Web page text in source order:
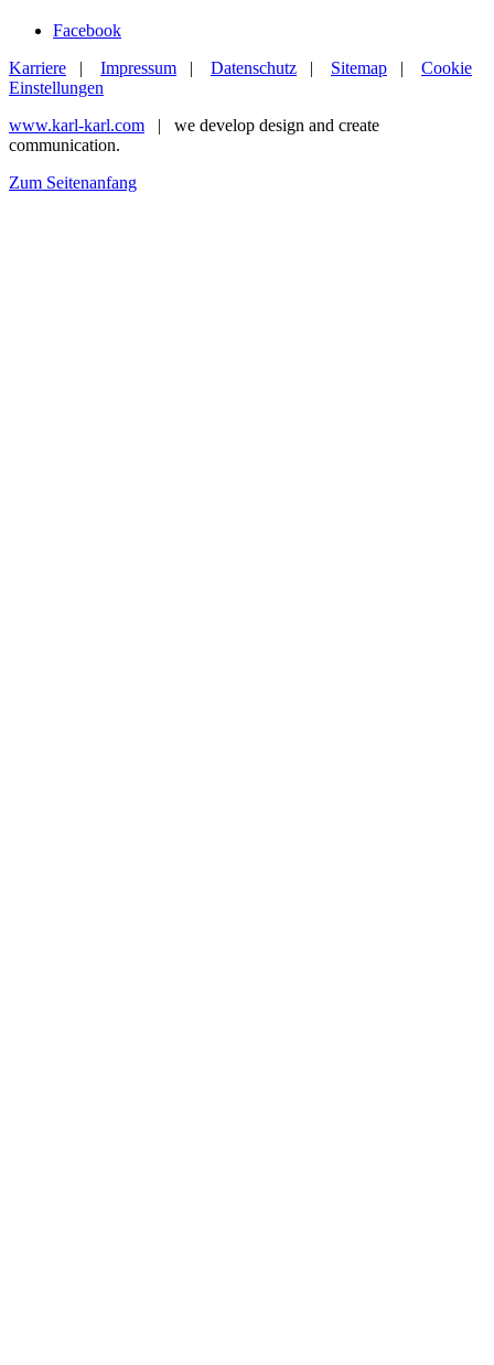
Facebook
Karriere | Impressum | Datenschutz | Sitemap | Cookie
Einstellungen
www.karl-karl.com | we develop design and create
communication.
Zum Seitenanfang